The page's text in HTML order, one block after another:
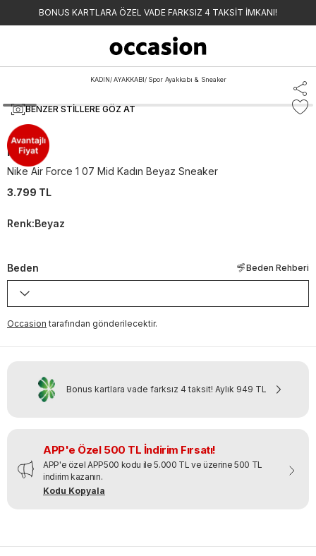
BONUS KARTLARA ÖZEL VADE FARKSIZ 4 TAKSİT İMKANI!
KADIN/ AYAKKABI/ Spor Ayakkabı & Sneaker
BENZER STILLERE GÖZ AT
Nike
Nike Air Force 1 07 Mid Kadın Beyaz Sneaker
3.799 TL
Renk:Beyaz
Beden Beden Rehberi
Occasion tarafından gönderilecektir.
Bonus kartlara vade farksız 4 taksit! Aylık 949 TL
APP'e Özel 500 TL İndirim Fırsatı!
APP'e özel APP500 kodu ile 5.000 TL ve üzerine 500 TL
indirim kazanın.
Kodu Kopyala